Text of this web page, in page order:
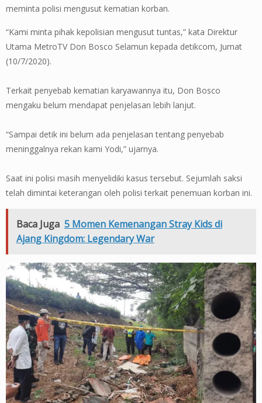
meminta polisi mengusut kematian korban.
“Kami minta pihak kepolisian mengusut tuntas,” kata Direktur
Utama MetroTV Don Bosco Selamun kepada detikcom, Jumat
(10/7/2020).
Terkait penyebab kematian karyawannya itu, Don Bosco
mengaku belum mendapat penjelasan lebih lanjut.
“Sampai detik ini belum ada penjelasan tentang penyebab
meninggalnya rekan kami Yodi,” ujarnya.
Saat ini polisi masih menyelidiki kasus tersebut. Sejumlah saksi
telah dimintai keterangan oleh polisi terkait penemuan korban ini.
Baca Juga 5 Momen Kemenangan Stray Kids di
Ajang Kingdom: Legendary War